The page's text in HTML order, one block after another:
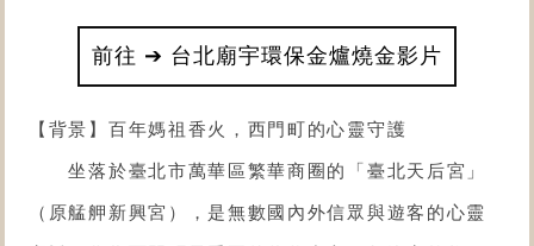
前往 ➔ 台北廟宇環保金爐燒金影片
【背景】百年媽祖香火，西門町的心靈守護
坐落於臺北市萬華區繁華商圈的「臺北天后宮 」
（原艋舺新興宮），是無數國內外信眾與遊客的心靈